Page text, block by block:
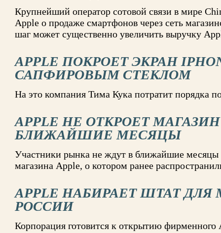
Крупнейший оператор сотовой связи в мире
Apple о продаже смартфонов через сеть
шаг может существенно увеличить выручку
APPLE ПОКРОЕТ ЭКРАН
САПФИРОВЫМ СТЕКЛОМ
На это компания Тима Кука потратит порядка
APPLE НЕ ОТКРОЕТ
БЛИЖАЙШИЕ МЕСЯЦЫ
Участники рынка не ждут в ближайшие месяцы
магазина Apple, о котором ранее
APPLE НАБИРАЕТ ШТАТ ДЛЯ
РОССИИ
Корпорация готовится к открытию фирменного